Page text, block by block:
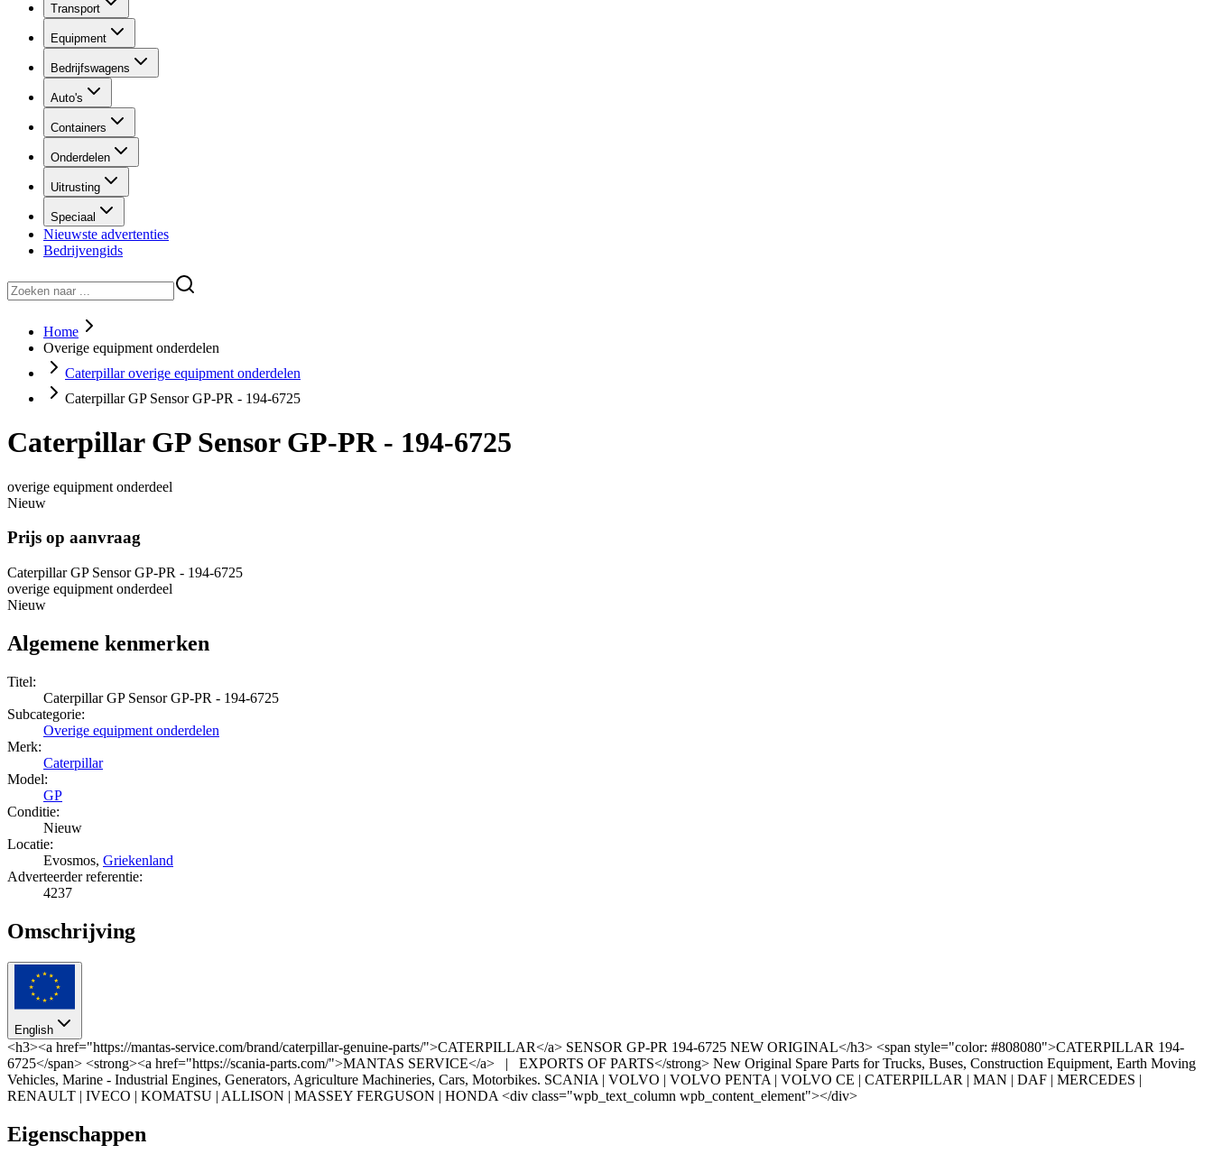
Transport
Equipment
Bedrijfswagens
Auto's
Containers
Onderdelen
Uitrusting
Speciaal
Nieuwste advertenties
Bedrijvengids
Home
Overige equipment onderdelen
Caterpillar overige equipment onderdelen
Caterpillar GP Sensor GP-PR - 194-6725
Caterpillar GP Sensor GP-PR - 194-6725
overige equipment onderdeel
Nieuw
Prijs op aanvraag
Caterpillar GP Sensor GP-PR - 194-6725
overige equipment onderdeel
Nieuw
Algemene kenmerken
Titel:
Caterpillar GP Sensor GP-PR - 194-6725
Subcategorie:
Overige equipment onderdelen
Merk:
Caterpillar
Model:
GP
Conditie:
Nieuw
Locatie:
Evosmos, Griekenland
Adverteerder referentie:
4237
Omschrijving
English
<h3><a href="https://mantas-service.com/brand/caterpillar-genuine-parts/">CATERPILLAR</a> SENSOR GP-PR 194-6725 NEW ORIGINAL</h3> <span style="color: #808080">CATERPILLAR 194-
6725</span> <strong><a href="https://scania-parts.com/">MANTAS SERVICE</a> | EXPORTS OF PARTS</strong> New Original Spare Parts for Trucks, Buses, Construction Equipment, Earth Moving
Vehicles, Marine - Industrial Engines, Generators, Agriculture Machineries, Cars, Motorbikes. SCANIA | VOLVO | VOLVO PENTA | VOLVO CE | CATERPILLAR | MAN | DAF | MERCEDES |
RENAULT | IVECO | KOMATSU | ALLISON | MASSEY FERGUSON | HONDA <div class="wpb_text_column wpb_content_element"></div>
Eigenschappen